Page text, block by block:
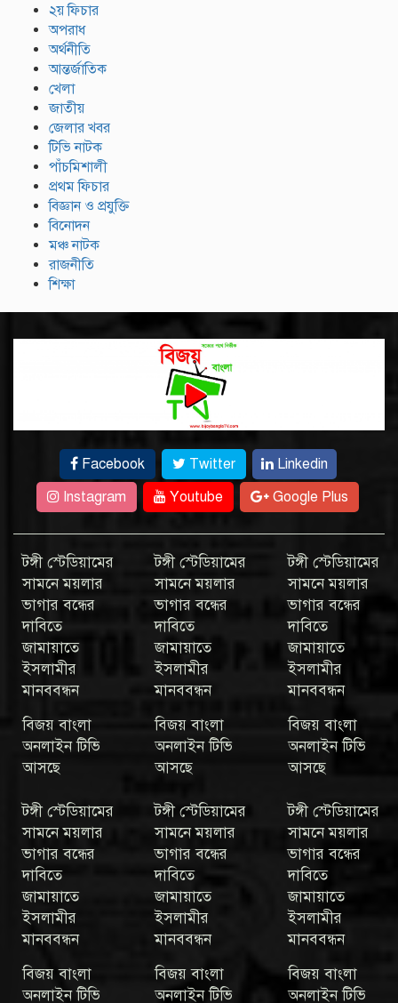
২য় ফিচার
অপরাধ
অর্থনীতি
আন্তর্জাতিক
খেলা
জাতীয়
জেলার খবর
টিভি নাটক
পাঁচমিশালী
প্রথম ফিচার
বিজ্ঞান ও প্রযুক্তি
বিনোদন
মঞ্চ নাটক
রাজনীতি
শিক্ষা
Facebook Twitter
Linkedin
Instagram
Youtube Google Plus
টঙ্গী স্টেডিয়ামের
সামনে ময়লার
ভাগার বন্ধের
দাবিতে
জামায়াতে
ইসলামীর
মানববন্ধন
বিজয় বাংলা
অনলাইন টিভি
আসছে
টঙ্গী স্টেডিয়ামের
সামনে ময়লার
ভাগার বন্ধের
দাবিতে
জামায়াতে
ইসলামীর
মানববন্ধন
বিজয় বাংলা
অনলাইন টিভি
আসছে
টঙ্গী স্টেডিয়ামের
সামনে ময়লার
ভাগার বন্ধের
দাবিতে
জামায়াতে
ইসলামীর
মানববন্ধন
বিজয় বাংলা
অনলাইন টিভি
আসছে
টঙ্গী স্টেডিয়ামের
সামনে ময়লার
ভাগার বন্ধের
দাবিতে
জামায়াতে
ইসলামীর
মানববন্ধন
বিজয় বাংলা
অনলাইন টিভি
টঙ্গী স্টেডিয়ামের
সামনে ময়লার
ভাগার বন্ধের
দাবিতে
জামায়াতে
ইসলামীর
মানববন্ধন
বিজয় বাংলা
অনলাইন টিভি
টঙ্গী স্টেডিয়ামের
সামনে ময়লার
ভাগার বন্ধের
দাবিতে
জামায়াতে
ইসলামীর
মানববন্ধন
বিজয় বাংলা
অনলাইন টিভি